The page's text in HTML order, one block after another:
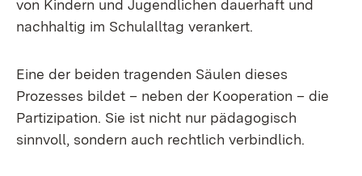
von Kindern und Jugendlichen dauerhaft und
nachhaltig im Schulalltag verankert.
Eine der beiden tragenden Säulen dieses
Prozesses bildet – neben der Kooperation – die
Partizipation. Sie ist nicht nur pädagogisch
sinnvoll, sondern auch rechtlich verbindlich.